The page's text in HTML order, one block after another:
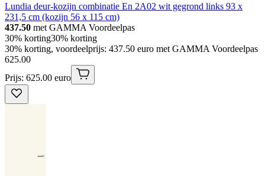
Lundia deur-kozijn combinatie En 2A02 wit gegrond links 93 x
231,5 cm (kozijn 56 x 115 cm)
437.50 met GAMMA Voordeelpas
30% korting30% korting
30% korting, voordeelprijs: 437.50 euro met GAMMA Voordeelpas
625.00
Prijs: 625.00 euro